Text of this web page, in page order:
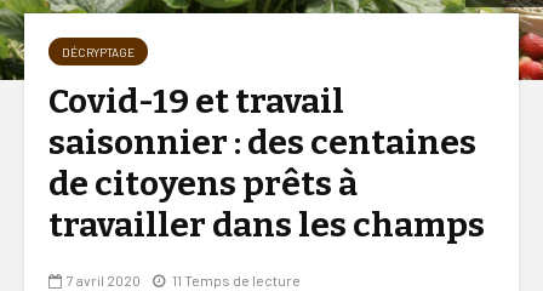
DÉCRYPTAGE
Covid-19 et travail
saisonnier : des centaines
de citoyens prêts à
travailler dans les champs
7 avril 2020 11 Temps de lecture